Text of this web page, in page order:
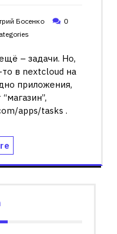
Босенко
0
– задачи. Но,
то в nextcloud на
приложения,
apps/tasks .